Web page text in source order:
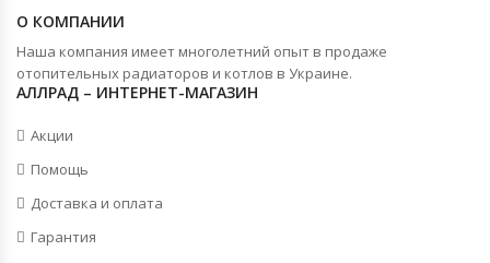
О КОМПАНИИ
Наша компания имеет многолетний опыт в продаже
отопительных радиаторов и котлов в Украине.
АЛЛРАД – ИНТЕРНЕТ-МАГАЗИН
Акции
Помощь
Доставка и оплата
Гарантия